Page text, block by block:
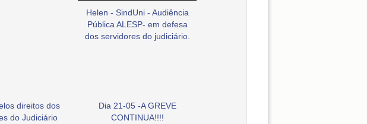
Helen - SindUni - Audiência
Pública ALESP- em defesa
dos servidores do judiciário.
direitos dos
do Judiciário
Dia 21-05 -A GREVE
CONTINUA!!!!